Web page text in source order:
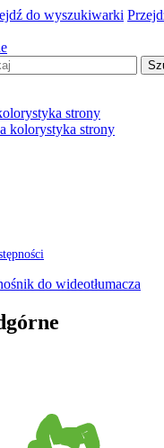
do wyszukiwarki
do wideotłumacza